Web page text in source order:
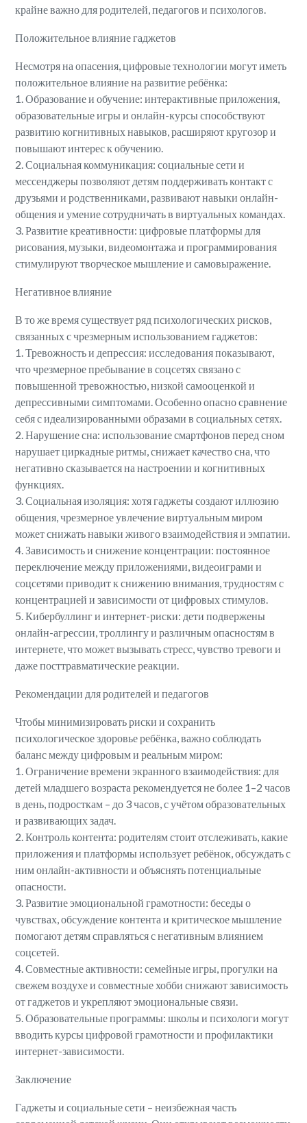
крайне важно для родителей, педагогов и психологов.
Положительное влияние гаджетов
Несмотря на опасения, цифровые технологии могут иметь
положительное влияние на развитие ребёнка:
1. Образование и обучение: интерактивные приложения,
образовательные игры и онлайн-курсы способствуют
развитию когнитивных навыков, расширяют кругозор и
повышают интерес к обучению.
2. Социальная коммуникация: социальные сети и
мессенджеры позволяют детям поддерживать контакт с
друзьями и родственниками, развивают навыки онлайн-
общения и умение сотрудничать в виртуальных командах.
3. Развитие креативности: цифровые платформы для
рисования, музыки, видеомонтажа и программирования
стимулируют творческое мышление и самовыражение.
Негативное влияние
В то же время существует ряд психологических рисков,
связанных с чрезмерным использованием гаджетов:
1. Тревожность и депрессия: исследования показывают,
что чрезмерное пребывание в соцсетях связано с
повышенной тревожностью, низкой самооценкой и
депрессивными симптомами. Особенно опасно сравнение
себя с идеализированными образами в социальных сетях.
2. Нарушение сна: использование смартфонов перед сном
нарушает циркадные ритмы, снижает качество сна, что
негативно сказывается на настроении и когнитивных
функциях.
3. Социальная изоляция: хотя гаджеты создают иллюзию
общения, чрезмерное увлечение виртуальным миром
может снижать навыки живого взаимодействия и эмпатии.
4. Зависимость и снижение концентрации: постоянное
переключение между приложениями, видеоиграми и
соцсетями приводит к снижению внимания, трудностям с
концентрацией и зависимости от цифровых стимулов.
5. Кибербуллинг и интернет-риски: дети подвержены
онлайн-агрессии, троллингу и различным опасностям в
интернете, что может вызывать стресс, чувство тревоги и
даже посттравматические реакции.
Рекомендации для родителей и педагогов
Чтобы минимизировать риски и сохранить
психологическое здоровье ребёнка, важно соблюдать
баланс между цифровым и реальным миром:
1. Ограничение времени экранного взаимодействия: для
детей младшего возраста рекомендуется не более 1–2 часов
в день, подросткам – до 3 часов, с учётом образовательных
и развивающих задач.
2. Контроль контента: родителям стоит отслеживать, какие
приложения и платформы использует ребёнок, обсуждать с
ним онлайн-активности и объяснять потенциальные
опасности.
3. Развитие эмоциональной грамотности: беседы о
чувствах, обсуждение контента и критическое мышление
помогают детям справляться с негативным влиянием
соцсетей.
4. Совместные активности: семейные игры, прогулки на
свежем воздухе и совместные хобби снижают зависимость
от гаджетов и укрепляют эмоциональные связи.
5. Образовательные программы: школы и психологи могут
вводить курсы цифровой грамотности и профилактики
интернет-зависимости.
Заключение
Гаджеты и социальные сети – неизбежная часть